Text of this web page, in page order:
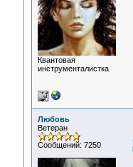
Квантовая
инструменталистка
Любовь
Ветеран
Сообщений: 7250